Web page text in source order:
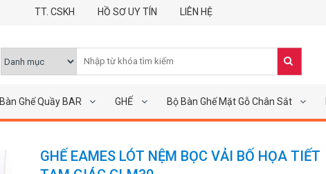
TT. CSKH HỒ SƠ UY TÍN LIÊN HỆ
Bàn Ghế Quầy BAR GHẾ Bộ Bàn Ghế Mặt Gỗ Chân Sắt
GHẾ EAMES LÓT NỆM BỌC VẢI BỐ HỌA TIẾT